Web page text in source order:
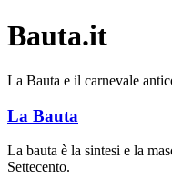
Bauta.it
La Bauta e il carnevale
La Bauta
La bauta è la sintesi e la
Settecento.